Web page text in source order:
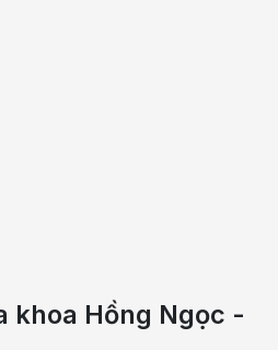
khoa Hồng Ngọc -